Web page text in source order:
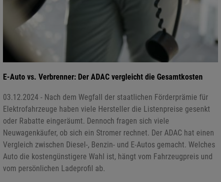
E-Auto vs. Verbrenner: Der ADAC vergleicht die Gesamtkosten
03.12.2024 - Nach dem Wegfall der staatlichen Förderprämie für
Elektrofahrzeuge haben viele Hersteller die Listenpreise gesenkt
oder Rabatte eingeräumt. Dennoch fragen sich viele
Neuwagenkäufer, ob sich ein Stromer rechnet. Der ADAC hat einen
Vergleich zwischen Diesel-, Benzin- und E-Autos gemacht. Welches
Auto die kostengünstigere Wahl ist, hängt vom Fahrzeugpreis und
vom persönlichen Ladeprofil ab.